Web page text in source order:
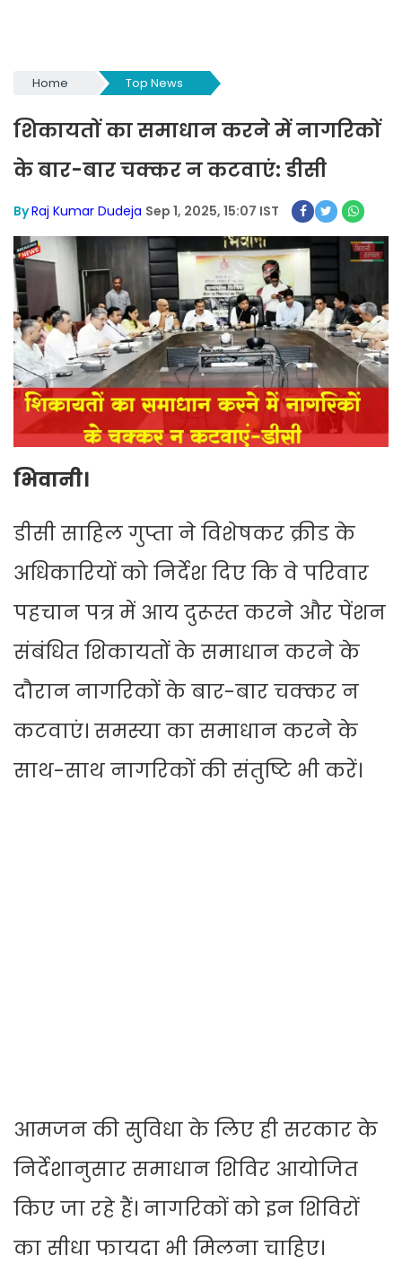
Home Top News
शिकायतों का समाधान करने में नागरिकों
के बार-बार चक्कर न कटवाएं: डीसी
ByRaj Kumar Dudeja Sep 1, 2025, 15:07 IST
भिवानी।
डीसी साहिल गुप्ता ने विशेषकर क्रीड के
अधिकारियों को निर्देश दिए कि वे परिवार
पहचान पत्र में आय दुरूस्त करने और पेंशन
संबंधित शिकायतों के समाधान करने के
दौरान नागरिकों के बार-बार चक्कर न
कटवाएं। समस्या का समाधान करने के
साथ-साथ नागरिकों की संतुष्टि भी करें।
आमजन की सुविधा के लिए ही सरकार के
निर्देशानुसार समाधान शिविर आयोजित
किए जा रहे हैं। नागरिकों को इन शिविरों
का सीधा फायदा भी मिलना चाहिए।